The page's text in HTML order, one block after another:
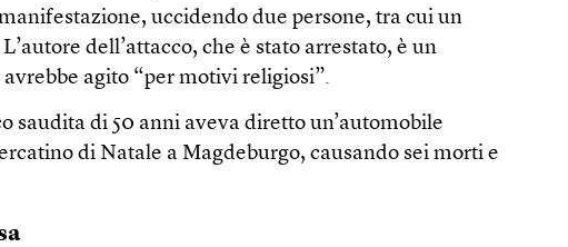
uccidendo due persone, tra cui un
dell’attacco, che è stato arrestato, è un
agito “per motivi religiosi”.
saudita di 50 anni aveva diretto un’automobile
di Natale a Magdeburgo, causando sei morti e